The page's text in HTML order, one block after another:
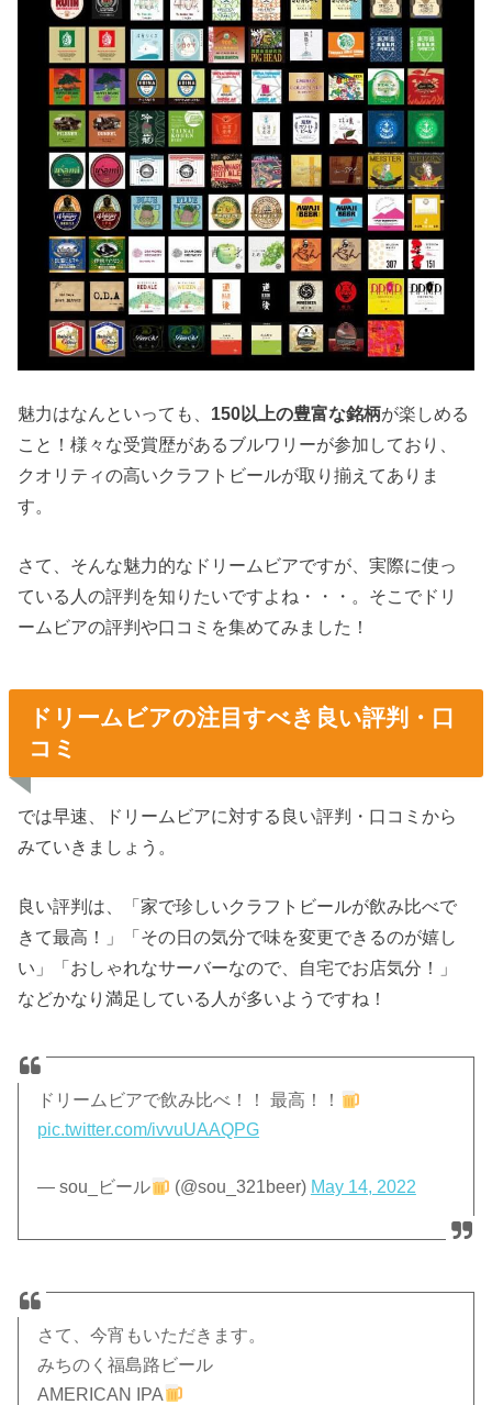
魅力はなんといっても、 150以上の豊富な銘柄が楽しめる
こと！様々な受賞歴があるブルワリーが参加しており、
クオリティの高いクラフトビールが取り揃えてありま
す。
さて、そんな魅力的なドリームビアですが、実際に使っ
ている人の評判を知りたいですよね・・・。そこでドリ
ームビアの評判や口コミを集めてみました！
ドリームビアの注目すべき良い評判・口
コミ
では早速、ドリームビアに対する良い評判・口コミから
みていきましょう。
良い評判は、「家で珍しいクラフトビールが飲み比べで
きて最高！」「その日の気分で味を変更できるのが嬉し
い」「おしゃれなサーバーなので、自宅でお店気分！」
などかなり満足している人が多いようですね！
ドリームビアで飲み比べ！！ 最高！！
pic.twitter.com/ivvuUAAQPG
— sou_ビール (@sou_321beer) May 14, 2022
さて、今宵もいただきます。
みちのく福島路ビール
AMERICAN IPA